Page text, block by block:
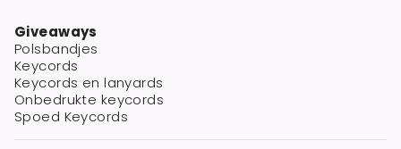
Giveaways
Polsbandjes
Keycords
Keycords en lanyards
Onbedrukte keycords
Spoed Keycords